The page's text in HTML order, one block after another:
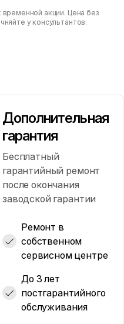
акции. Цена без
у консультантов.
Дополнительная
гарантия
Бесплатный
гарантийный ремонт
после окончания
заводской гарантии
Ремонт в
собственном
сервисном центре
До 3 лет
постгарантийного
обслуживания